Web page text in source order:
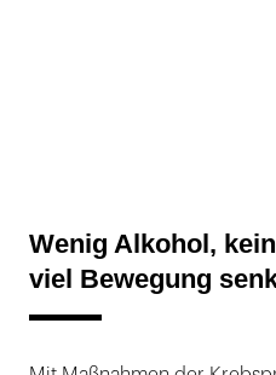
Wenig Alkohol,
viel Bewegung